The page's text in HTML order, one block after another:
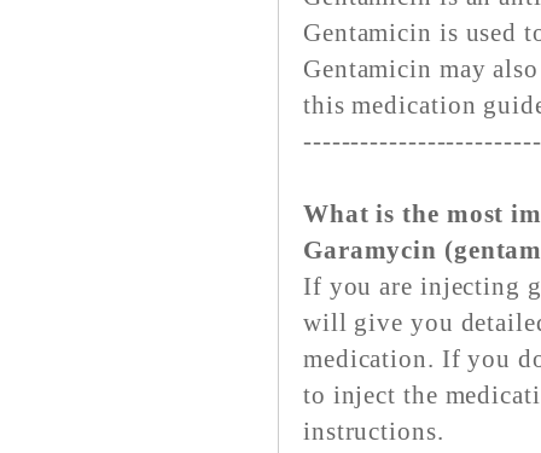
Gentamicin is used
Gentamicin may
this medication
What is the most
Garamycin
If you are injecting
will give you
medication. If you
to inject the
instructions.